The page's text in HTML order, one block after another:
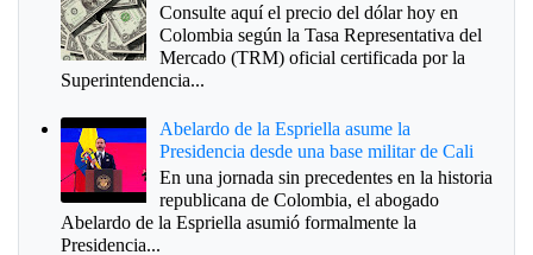
Consulte aquí el precio del dólar hoy en
Colombia según la Tasa Representativa del
Mercado (TRM) oficial certificada por la
Superintendencia...
Abelardo de la Espriella asume la
Presidencia desde una base militar de Cali
En una jornada sin precedentes en la historia
republicana de Colombia, el abogado
Abelardo de la Espriella asumió formalmente la
Presidencia...